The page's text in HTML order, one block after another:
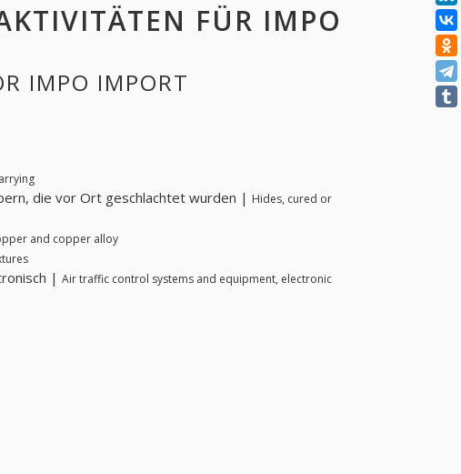
FÜR IMPO
IMPO IMPORT
die vor Ort geschlachtet wurden | Hides, cured or
and copper alloy
| Air traffic control systems and equipment, electronic